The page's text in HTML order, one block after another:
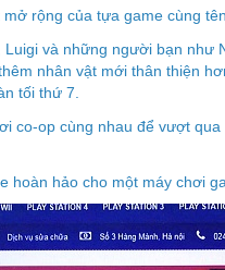
rộng của tựa game cùng
và những người bạn
nhân vật mới thân thiện
tối thứ 7.
co-op cùng nhau để vượt
hoàn hảo cho một máy chơi